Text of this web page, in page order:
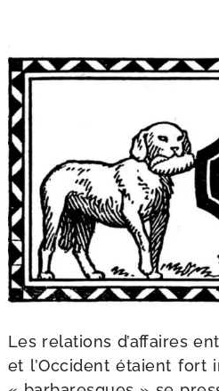
Les rela­tions d’affaires
et l’Occident étaient fort